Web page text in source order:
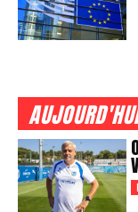
AUJOURD'HUI